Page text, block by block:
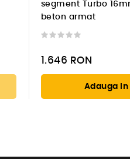
segment Turbo
beton armat
1.646 RON
Adauga In